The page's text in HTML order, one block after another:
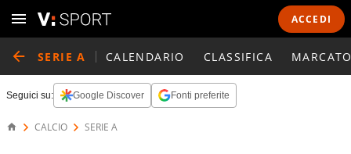
ACCEDI
SERIE A CALENDARIO CLASSIFICA
Seguici su: Google Discover Fonti preferite
CALCIO SERIE A